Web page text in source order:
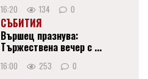
16:20 134 0
СЪБИТИЯ
Вършец празнува:
Тържествена вечер с ...
16:00 253 0